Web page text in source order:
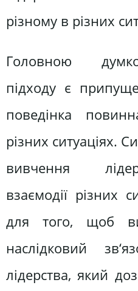
різному в різних
Головною
підходу є
поведінка
різних ситуаціях.
вивчення
взаємодії різних
для того, щоб
наслідковий
лідерства, який